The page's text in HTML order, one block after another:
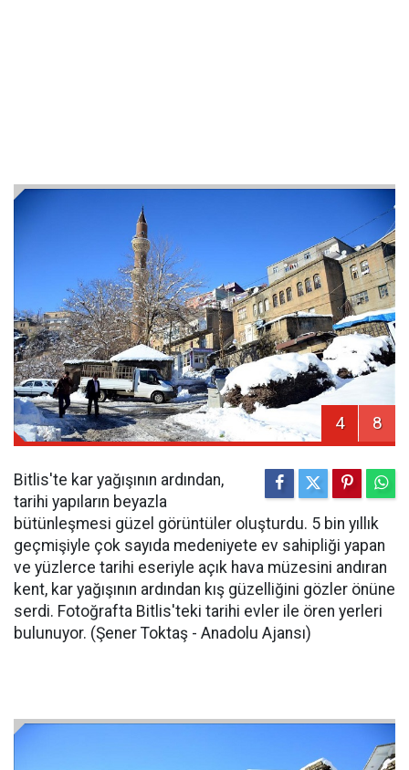
4 8
Bitlis'te kar yağışının ardından,
tarihi yapıların beyazla
bütünleşmesi güzel görüntüler oluşturdu. 5 bin yıllık
geçmişiyle çok sayıda medeniyete ev sahipliği yapan
ve yüzlerce tarihi eseriyle açık hava müzesini andıran
kent, kar yağışının ardından kış güzelliğini gözler önüne
serdi. Fotoğrafta Bitlis'teki tarihi evler ile ören yerleri
bulunuyor. (Şener Toktaş - Anadolu Ajansı)